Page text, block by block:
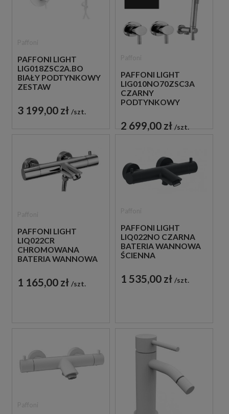
PAFFONI LIGHT
LIG018ZSC2A.BO
BIAŁY PODTYNKOWY
ZESTAW
3 199,00 zł szt.
PAFFONI LIGHT
LIG010NO70ZSC3A
CZARNY
PODTYNKOWY
PRYSZNICOWY
2 699,00 zł szt.
PAFFONI LIGHT
LIQ022CR
CHROMOWANA
BATERIA WANNOWA
TERMOSTATYCZNA
1 165,00 zł szt.
PAFFONI LIGHT
LIQ022NO CZARNA
BATERIA WANNOWA
ŚCIENNA
1 535,00 zł szt.